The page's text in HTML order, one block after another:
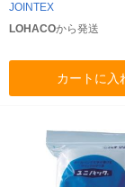
JOINTEX
LOHACOから発送
カートに入